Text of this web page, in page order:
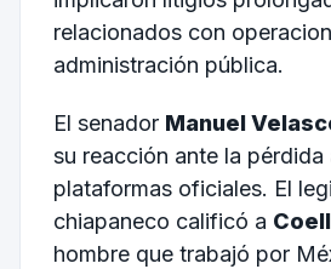
relacionados con
administración pública.
El senador Manuel
su reacción ante la pérdida
plataformas oficiales. El
chiapaneco calificó a
hombre que trabajó por